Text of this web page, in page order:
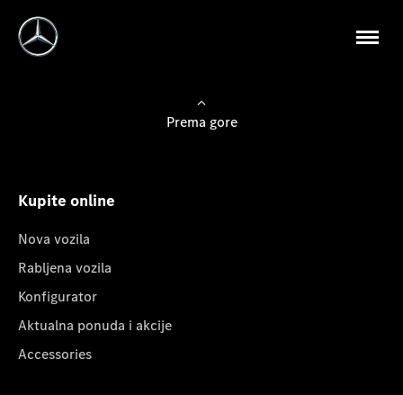
Prema gore
Kupite online
Nova vozila
Rabljena vozila
Konfigurator
Aktualna ponuda i akcije
Accessories